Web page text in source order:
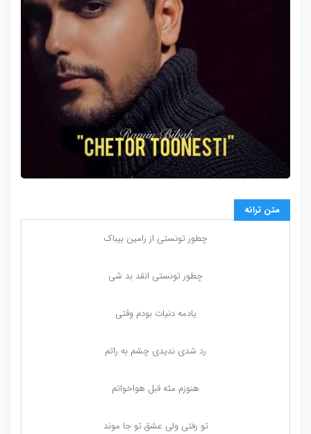
متن ترانه
چطور تونستی از رامین بیباک
چطور تونستی انقد بد شی
یادمه دنیات بودم وقتی
رد شدی ندیدی چشم به راتم
هنوزم مثه قبل هواخواتم
تو رفتی ولی عشق تو جا موند